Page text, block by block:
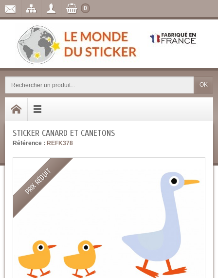
OK
0
STICKER CANARD ET CANETONS
Référence : REFK378
PRIX RÉDUIT